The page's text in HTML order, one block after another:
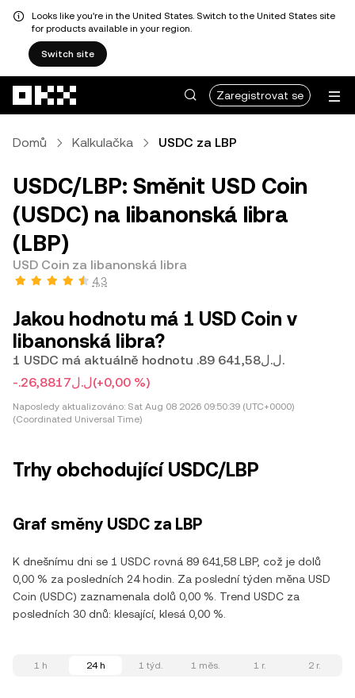
Looks like you're in the United States. Switch to the United States site
for products available in your region.
Switch site
Zaregistrovat se
Domů Kalkulačka USDC za LBP
USDC/LBP: Směnit USD Coin
(USDC) na libanonská libra
(LBP)
USD Coin za libanonská libra
4,3
Jakou hodnotu má 1 USD Coin v
libanonská libra?
1 USDC má aktuálně hodnotu .ل.ل89 641,58.
-.ل.ل26,8817(+0,00 %)
Naposledy aktualizováno: Sat Aug 08 2026 09:50:39 (UTC+0000)
(Coordinated Universal Time)
Trhy obchodující USDC/LBP
Graf směny USDC za LBP
K dnešnímu dni se 1 USDC rovná 89 641,58 LBP, což je dolů
0,00 % za posledních 24 hodin. Za poslední týden měna USD
Coin (USDC) zaznamenala dolů 0,00 %. Trend USDC za
posledních 30 dnů: klesající, klesá 0,00 %.
1 h 24 h 1 týd. 1 měs. 1 r. 2 r.